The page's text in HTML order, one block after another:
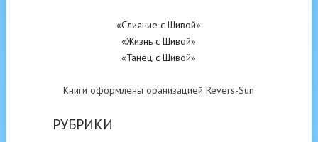
«Слияние с Шивой»
«Жизнь с Шивой»
«Танец с Шивой»
Книги оформлены оранизацией Revers-Sun
РУБРИКИ